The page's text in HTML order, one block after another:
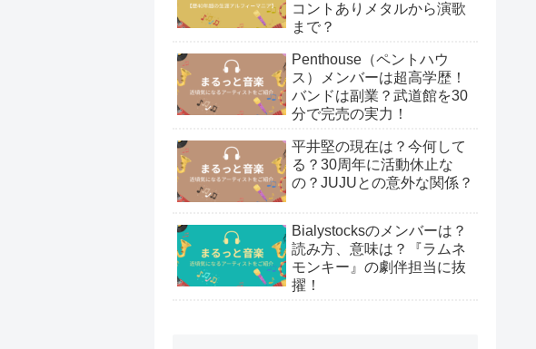
コントありメタルから演歌
まで？
Penthouse（ペントハウ
ス）メンバーは超高学歴！
バンドは副業？武道館を30
分で完売の実力！
平井堅の現在は？今何して
る？30周年に活動休止な
の？JUJUとの意外な関係？
Bialystocksのメンバーは？
読み方、意味は？『ラムネ
モンキー』の劇伴担当に抜
擢！